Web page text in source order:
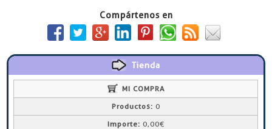
Compártenos en
Tienda
MI COMPRA
Productos: 0
Importe: 0,00€